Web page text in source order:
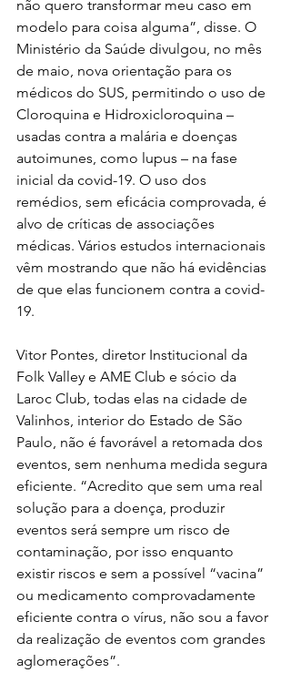
não quero transformar meu caso em
modelo para coisa alguma”, disse. O
Ministério da Saúde divulgou, no mês
de maio, nova orientação para os
médicos do SUS, permitindo o uso de
Cloroquina e Hidroxicloroquina –
usadas contra a malária e doenças
autoimunes, como lupus – na fase
inicial da covid-19. O uso dos
remédios, sem eficácia comprovada, é
alvo de críticas de associações
médicas. Vários estudos internacionais
vêm mostrando que não há evidências
de que elas funcionem contra a covid-
19.
Vitor Pontes, diretor Institucional da
Folk Valley e AME Club e sócio da
Laroc Club, todas elas na cidade de
Valinhos, interior do Estado de São
Paulo, não é favorável a retomada dos
eventos, sem nenhuma medida segura
eficiente. “Acredito que sem uma real
solução para a doença, produzir
eventos será sempre um risco de
contaminação, por isso enquanto
existir riscos e sem a possível “vacina”
ou medicamento comprovadamente
eficiente contra o vírus, não sou a favor
da realização de eventos com grandes
aglomerações”.